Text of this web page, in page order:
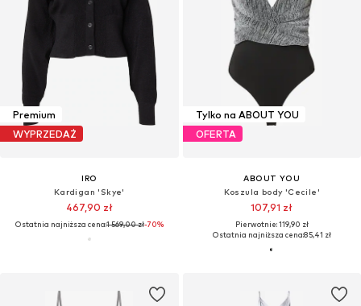
Premium
WYPRZEDAŻ
IRO
Kardigan 'Skye'
467,90 zł
Ostatnia najniższa cena:1 569,00 zł-70%
Tylko na ABOUT YOU
OFERTA
ABOUT YOU
Koszula body 'Cecile'
107,91 zł
Pierwotnie: 119,90 zł
Ostatnia najniższa cena:85,41 zł